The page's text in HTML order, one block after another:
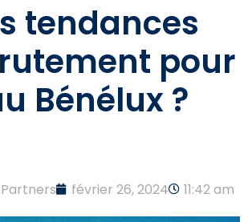
tendances
pour
Bénélux ?
février 26, 2024 11:42 am